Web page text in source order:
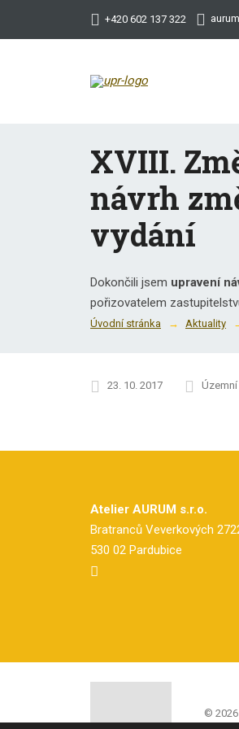
+420 602 137 322
XVIII.
návrh
vydání
Dokončili jsem upravení
pořizovatelem
Úvodní stránka Aktuality
23. 10. 2017
Atelier AURUM s.r.o.
Bratranců Veverkových
530 02 Pardubice
© 2026